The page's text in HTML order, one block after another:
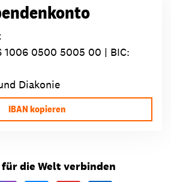
1006 0500 5005 00 | BIC:
Diakonie
IBAN kopieren
die Welt verbinden